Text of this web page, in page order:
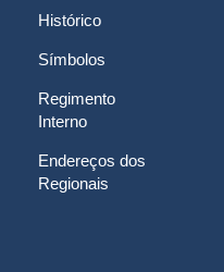
Histórico
Símbolos
Regimento
Interno
Endereços dos
Regionais